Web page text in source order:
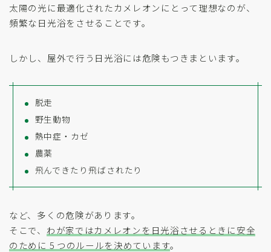
太陽の光に最適化されたカメレオンにとって理想なのが、
頻繁な日光浴をさせることです。
しかし、屋外で行う日光浴には危険もつきまといます。
脱走
野生動物
熱中症・カゼ
農薬
飛んできたり飛ばされたり
など、多くの危険があります。
そこで、 わが家ではカメレオンを日光浴させるときに安全
のために 5 つのルールを決めています。